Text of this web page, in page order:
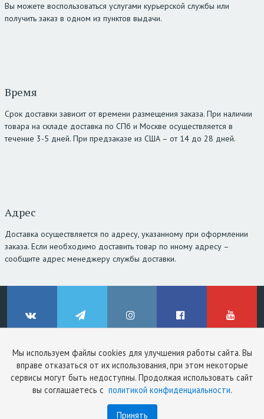
Мы используем файлы cookies для улучшения работы сайта. Вы
вправе отказаться от их использования, при этом некоторые
сервисы могут быть недоступны. Продолжая использовать сайт
вы соглашаетесь с политикой конфиденциальности.
Принять
Вы можете воспользоваться услугами курьерской службы или
получить заказ в одном из пунктов выдачи.
Время
Срок доставки зависит от времени размещения заказа. При наличии
товара на складе доставка по СПб и Москве осуществляется в
течение 3-5 дней. При предзаказе из США – от 14 до 28 дней.
Адрес
Доставка осуществляется по адресу, указанному при оформлении
заказа. Если необходимо доставить товар по иному адресу –
сообщите адрес менеджеру службы доставки.
ВКонтакте Telegram Instagram Facebook YouTube
© ClinicStyle, 2026
Используя сайт, вы принимаетепользовательское соглашениеи
политику конфиденциальности.